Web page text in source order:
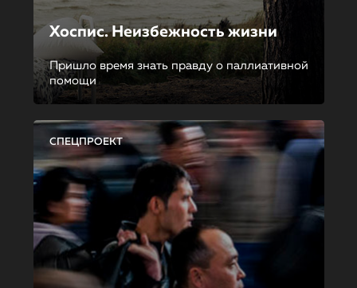
Хоспис. Неизбежность жизни
Пришло время знать правду о паллиативной
помощи
СПЕЦПРОЕКТ